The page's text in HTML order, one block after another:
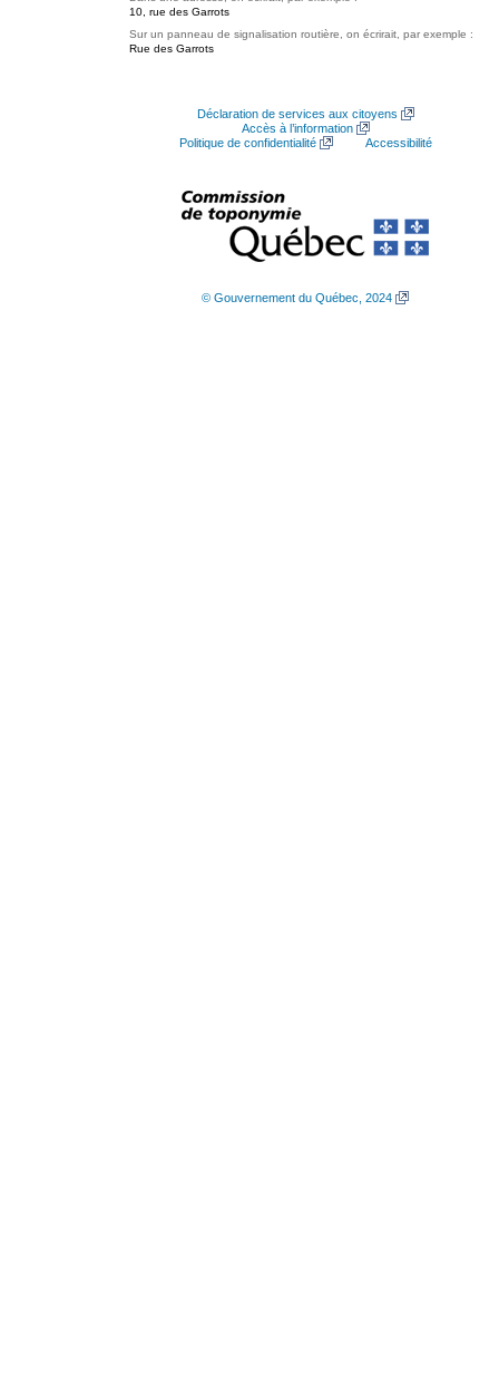
10, rue des Garrots
Sur un panneau de signalisation routière, on écrirait, par exemple :
Rue des Garrots
Déclaration de services aux citoyens
Accès à l’information
Politique de confidentialité
Accessibilité
© Gouvernement du Québec, 2024